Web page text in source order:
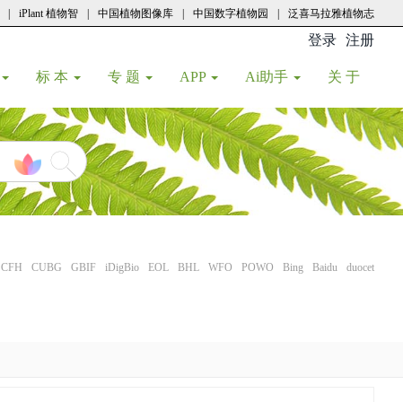
iPlant 植物智 中国植物图像库 中国数字植物园 泛喜马拉雅植物志
登录 注册
标 本 专 题 APP Ai助手 关 于
CFH CUBG GBIF iDigBio EOL BHL WFO POWO Bing Baidu duocet